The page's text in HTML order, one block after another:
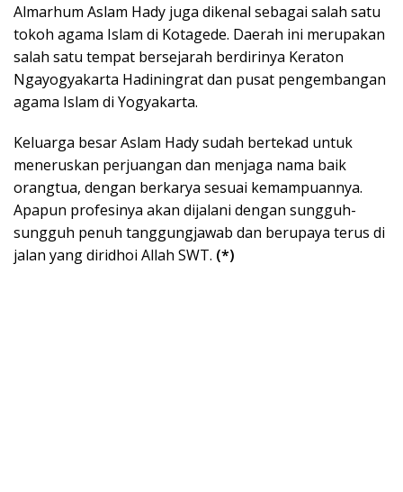
Almarhum Aslam Hady juga dikenal sebagai salah satu
tokoh agama Islam di Kotagede. Daerah ini merupakan
salah satu tempat bersejarah berdirinya Keraton
Ngayogyakarta Hadiningrat dan pusat pengembangan
agama Islam di Yogyakarta.
Keluarga besar Aslam Hady sudah bertekad untuk
meneruskan perjuangan dan menjaga nama baik
orangtua, dengan berkarya sesuai kemampuannya.
Apapun profesinya akan dijalani dengan sungguh-
sungguh penuh tanggungjawab dan berupaya terus di
jalan yang diridhoi Allah SWT. (*)